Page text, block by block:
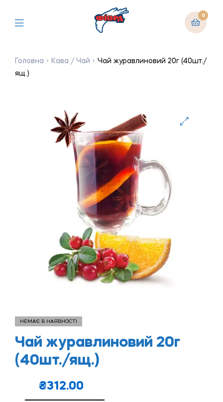
0
Головна Кава / Чай
Чай журавлиновий 20г (40шт./
ящ.)
НЕМАЄ В НАЯВНОСТІ
Чай журавлиновий 20г
(40шт./ящ.)
₴312.00